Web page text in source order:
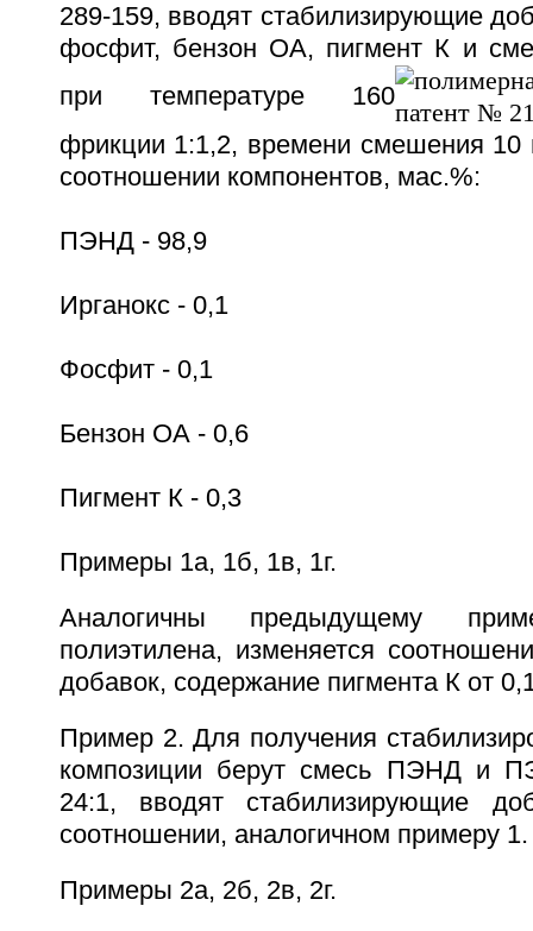
289-159, вводят стабилизирующие
фосфит, бензон ОА, пигмент К и
при температуре 160
фрикции 1:1,2, времени смешения
соотношении компонентов, мас.%:
ПЭНД - 98,9
Ирганокс - 0,1
Фосфит - 0,1
Бензон ОА - 0,6
Пигмент К - 0,3
Примеры 1а, 1б, 1в, 1г.
Аналогичны предыдущему
полиэтилена, изменяется
добавок, содержание пигмента К от
Пример 2. Для получения
композиции берут смесь ПЭНД и
24:1, вводят стабилизирующие
соотношении, аналогичном примеру 1.
Примеры 2а, 2б, 2в, 2г.